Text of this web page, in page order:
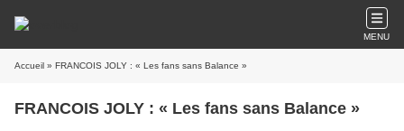
MENU
Accueil » FRANCOIS JOLY : « Les fans sans Balance »
FRANCOIS JOLY : « Les fans sans Balance »